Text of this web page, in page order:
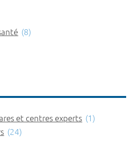
(8)
et centres experts (1)
(24)